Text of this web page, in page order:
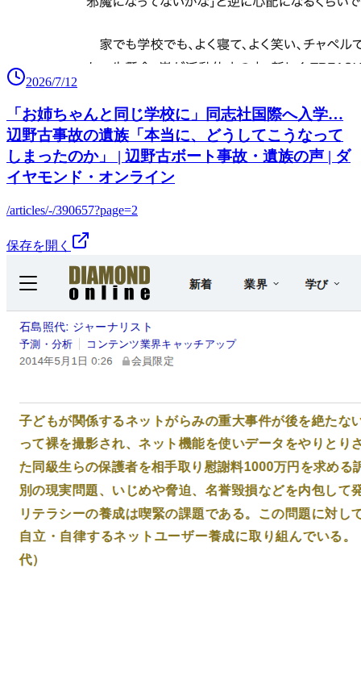
2026/7/12
「お姉ちゃんと同じ学校に」同志社国際へ入学…
辺野古事故の遺族「本当に、どうしてこうなって
しまったのか」 | 辺野古ボート事故・遺族の声 | ダ
イヤモンド・オンライン
/articles/-/390657?page=2
保存を開く